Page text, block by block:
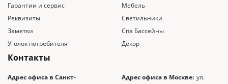
Гарантии и сервис
Реквизиты
Заметки
Уголок потребителя
Мебель
Светильники
Спа Бассейны
Декор
Контакты
Адрес офиса в Санкт-
Адрес офиса в Москве: ул.